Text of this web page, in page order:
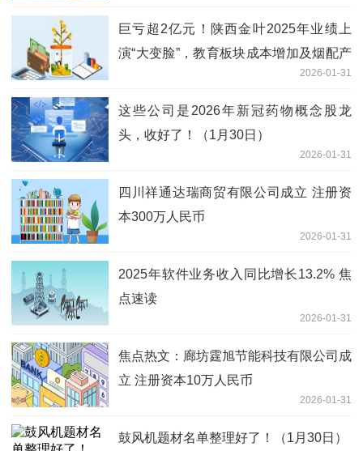
巨亏超2亿元！陕西金叶2025年业绩上
演“大变脸”，教育板块成本增加及烟配产
业竞争加剧致经营承压 今日热文2026-01-31
这些公司是2026年新冠药物概念股龙
头，收好了！（1月30日）
2026-01-31
四川祥通达瑞商贸有限公司成立 注册资
本300万人民币
2026-01-31
2025年软件业务收入同比增长13.2% 焦
点速读
2026-01-31
焦点热文：廊坊霆旭节能科技有限公司成
立 注册资本10万人民币
2026-01-31
鼓风机题材名单整理好了！（1月30日）